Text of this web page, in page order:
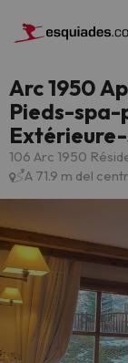
Arc 1950
Pieds-spa-
106 Arc 1950
A 71.9 m del